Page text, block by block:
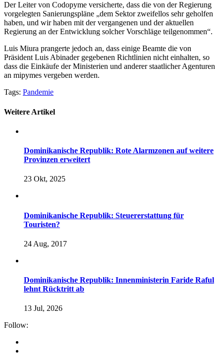
Der Leiter von Codopyme versicherte, dass die von der Regierung
vorgelegten Sanierungspläne „dem Sektor zweifellos sehr geholfen
haben, und wir haben mit der vergangenen und der aktuellen
Regierung an der Entwicklung solcher Vorschläge teilgenommen“.
Luis Miura prangerte jedoch an, dass einige Beamte die von
Präsident Luis Abinader gegebenen Richtlinien nicht einhalten, so
dass die Einkäufe der Ministerien und anderer staatlicher Agenturen
an mipymes vergeben werden.
Tags: Pandemie
Weitere Artikel
Dominikanische Republik: Rote Alarmzonen auf weitere
Provinzen erweitert
23 Okt, 2025
Dominikanische Republik: Steuererstattung für
Touristen?
24 Aug, 2017
Dominikanische Republik: Innenministerin Faride Raful
lehnt Rücktritt ab
13 Jul, 2026
Follow: